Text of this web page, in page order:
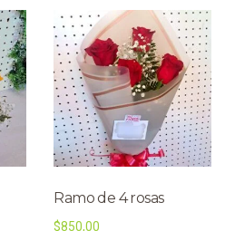
Ramo de 4 rosas
$850,00